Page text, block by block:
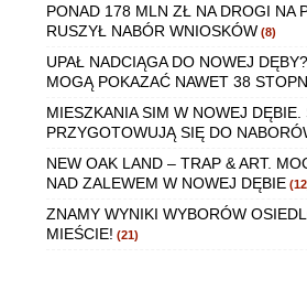
PONAD 178 MLN ZŁ NA DROGI NA
RUSZYŁ NABÓR WNIOSKÓW (8)
UPAŁ NADCIĄGA DO NOWEJ
MOGĄ POKAZAĆ NAWET 38
MIESZKANIA SIM W NOWEJ
PRZYGOTOWUJĄ SIĘ DO
NEW OAK LAND – TRAP & ART.
NAD ZALEWEM W NOWEJ DĘBIE
ZNAMY WYNIKI WYBORÓW
MIEŚCIE! (21)